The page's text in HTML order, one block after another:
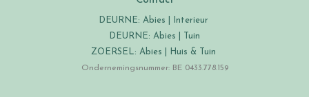
DEURNE: Abies | Interieur
DEURNE: Abies | Tuin
ZOERSEL: Abies | Huis & Tuin
Ondernemingsnummer: BE 0433.778.159